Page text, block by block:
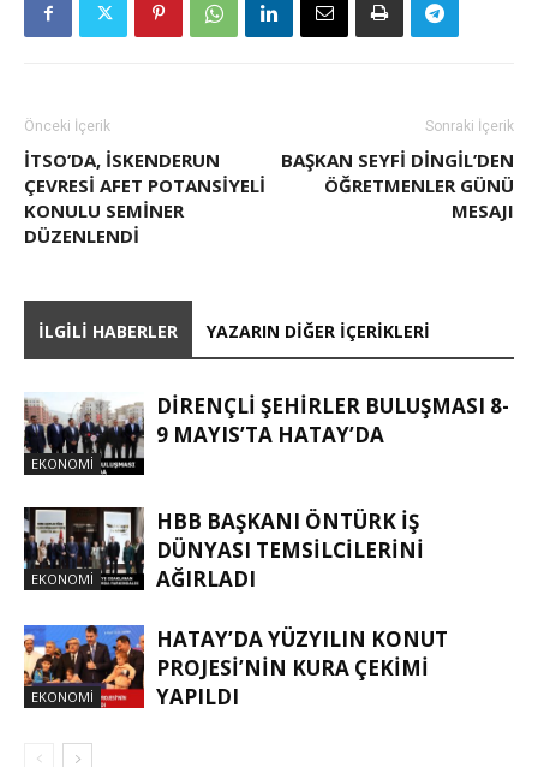
Önceki İçerik
İTSO’DA, İSKENDERUN
ÇEVRESI AFET POTANSIYELI
KONULU SEMINER
DÜZENLENDI
Sonraki İçerik
BAŞKAN SEYFİ DİNGİL’DEN
ÖĞRETMENLER GÜNÜ
MESAJI
İLGILI HABERLER YAZARIN DIĞER İÇERIKLERI
EKONOMI
DİRENÇLİ ŞEHİRLER BULUŞMASI 8-
9 MAYIS’TA HATAY’DA
EKONOMI
HBB BAŞKANI ÖNTÜRK İŞ
DÜNYASI TEMSİLCİLERİNİ
AĞIRLADI
EKONOMI
HATAY’DA YÜZYILIN KONUT
PROJESİ’NİN KURA ÇEKİMİ
YAPILDI